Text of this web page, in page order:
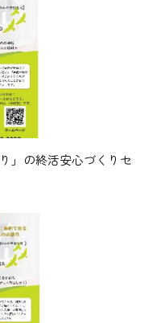
」の終活安心づくりセ